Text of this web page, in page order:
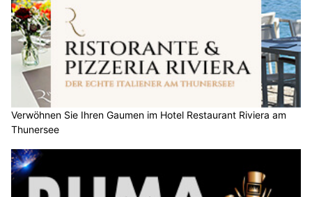
Verwöhnen Sie Ihren Gaumen im Hotel Restaurant Riviera am
Thunersee